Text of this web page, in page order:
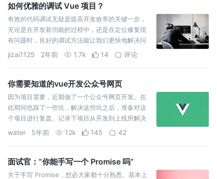
如何优雅的调试 Vue 项目？
有效的代码调试无疑是提高开发效率的关键一步，
无论是在开发新功能的过程中，还是在定位修复现
有问题时，良好的调试方法能让我们更快地解决问
题。
jizai1125 2年前 1.7k 14 评论
你需要知道的vue开发公众号网页
因为项目需要，近期做了一个公众号网页开发。在
此期间也踩了一些坑，解决这些坑之后，准备对这
个项目进行复盘。记录下项目从开发到上线所解决
的问题，并对使用vue进行公众号开发的步骤进行一
water 5年前 12k 145 42
面试官：“你能手写一个 Promise 吗”
关于手写 Promise，想必大家都十分熟悉。基本上